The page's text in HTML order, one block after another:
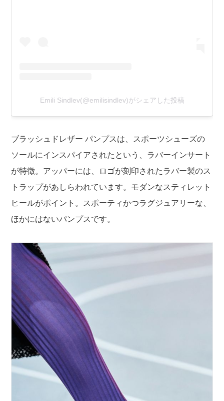
Emili Sindlev(@emilisindlev)がシェアした投稿
ブラッシュドレザー パンプスは、スポーツシューズの
ソールにインスパイアされたという、ラバーインサート
が特徴。アッパーには、ロゴが刻印されたラバー製のス
トラップがあしらわれています。モダンなスティレット
ヒールがポイント。スポーティかつラグジュアリーな、
ほかにはないパンプスです。